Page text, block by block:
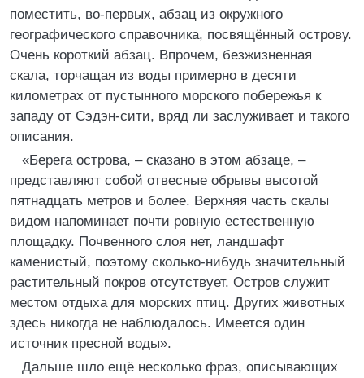
поместить, во-первых, абзац из окружного
географического справочника, посвящённый острову.
Очень короткий абзац. Впрочем, безжизненная
скала, торчащая из воды примерно в десяти
километрах от пустынного морского побережья к
западу от Сэдэн-сити, вряд ли заслуживает и такого
описания.
«Берега острова, – сказано в этом абзаце, –
представляют собой отвесные обрывы высотой
пятнадцать метров и более. Верхняя часть скалы
видом напоминает почти ровную естественную
площадку. Почвенного слоя нет, ландшафт
каменистый, поэтому сколько-нибудь значительный
растительный покров отсутствует. Остров служит
местом отдыха для морских птиц. Других животных
здесь никогда не наблюдалось. Имеется один
источник пресной воды».
Дальше шло ещё несколько фраз, описывающих